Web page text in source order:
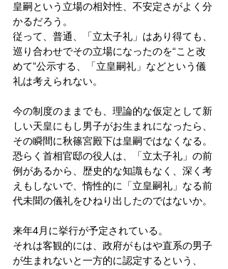
皇嗣という立場の相対性、不安定さがよく分
かるだろう。
従って、普通、「立太子礼」はあり得ても、
巡り合わせでその立場になったのを“こと改
めて”公示する、「立皇嗣礼」などという儀
礼は考えられない。
今の制度のままでも、理論的な仮定として新
しい天皇にもし男子がお生まれになったら、
その瞬間に秋篠宮殿下は皇嗣ではなくなる。
恐らく首相官邸の役人は、「立太子礼」の前
例があるから、歴史的な知識もなく、深く考
えもしないで、惰性的に「立皇嗣礼」なる前
代未聞の儀礼をひねり出したのではないか。
来年4月に挙行が予定されている。
それは客観的には、政府がもはや直系の男子
が生まれないと一方的に認定するという、